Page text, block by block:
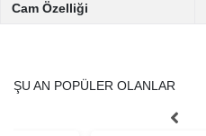
Cam Özelliği
ŞU AN POPÜLER OLANLAR